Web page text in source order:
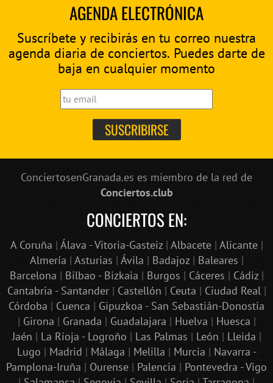
AGENDA ELECTRÓNICA
Suscríbete y recibirás en tu correo nuestra
agenda diaria de conciertos. Puedes darte de
baja en cualquier momento
ConciertosenGranada.es es miembro de la red de
Conciertos.club
CONCIERTOS EN:
A Coruña | Álava - Vitoria-Gasteiz| Albacete| Alicante|
Almería | Asturias | Ávila | Badajoz| Baleares |
Barcelona | Bilbao - Bizkaia | Burgos | Cáceres | Cádiz|
Cantabria - Santander| Castellón | Ceuta | Ciudad Real|
Córdoba | Cuenca | Gipuzkoa - San Sebastián-Donostia
| Girona | Granada | Guadalajara | Huelva | Huesca |
Jaén | La Rioja - Logroño | Las Palmas | León | Lleida |
Lugo | Madrid | Málaga | Melilla | Murcia | Navarra -
Pamplona-Iruña | Ourense | Palencia | Pontevedra - Vigo